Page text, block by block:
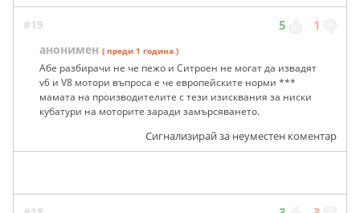
#19 5 1
анонимен ( преди 1 година )
Абе разбирачи не че пежо и Ситроен не могат да извадят
v6 и V8 мотори въпроса е че европейските норми ***
мамата на производителите с тези изисквания за ниски
кубатури на моторите заради замърсяването.
Сигнализирай за неуместен коментар